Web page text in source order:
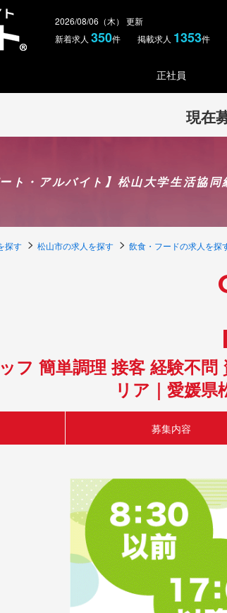
2026/08/06（木） 更新
新着求人 350件 掲載求人 1353件
正社員
現在
ート・アルバイト】松山大学生活協
探す 松山市の求人を探す 飲食・フードの求人を探
フ 簡単調理 接客 経験不
リア｜愛媛県
募集内容